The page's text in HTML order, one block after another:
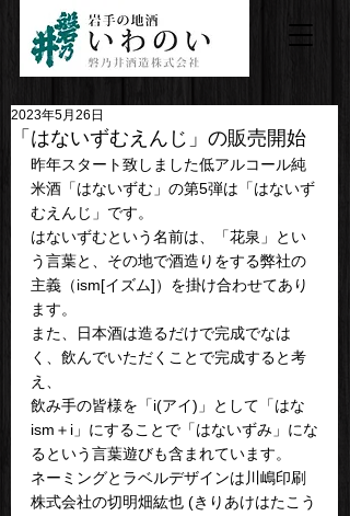
「はないずむえんじ」の販売開始
2023年5月26日
昨年スタート致しました低アルコール純
米酒「はないずむ」の第5弾は「はないず
むえんじ」です。
はないずむという名前は、「花泉」とい
う言葉と、その地で酒造りをする弊社の
主義（ism[イズム]）を掛け合わせてあり
ます。
また、日本酒は造るだけで完成でなは
く、飲んでいただくことで完成すると考
え、
飲み手の皆様を「i(アイ)」として「はな
ism＋i」にすることで「はないずみ」にな
るという言葉遊びも含まれています。
ネーミングとラベルデザインは川嶋印刷
株式会社の切明畑紘也 (きりあけはたこう